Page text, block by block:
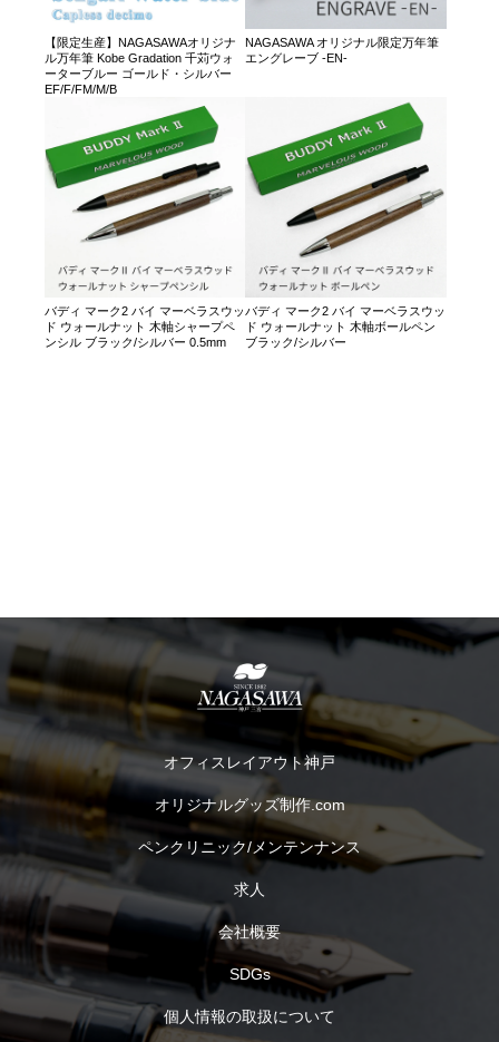
【限定生産】NAGASAWAオリジナ
ル万年筆 Kobe Gradation 千苅ウォ
ーターブルー ゴールド・シルバー
EF/F/FM/M/B
NAGASAWA オリジナル限定万年筆
エングレーブ -EN-
バディ マーク2 バイ マーベラスウッ
ド ウォールナット 木軸シャープペ
ンシル ブラック/シルバー 0.5mm
バディ マーク2 バイ マーベラスウッ
ド ウォールナット 木軸ボールペン
ブラック/シルバー
オフィスレイアウト神戸
オリジナルグッズ制作.com
ペンクリニック/メンテンナンス
求人
会社概要
SDGs
個人情報の取扱について